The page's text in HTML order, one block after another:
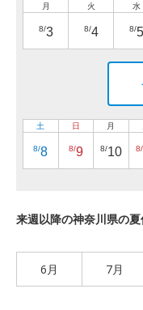
月
8/3
火
8/4
水
8/5
土
8/8
日
8/9
月
8/10 8/
来週以降の神奈川県の
6月 7月